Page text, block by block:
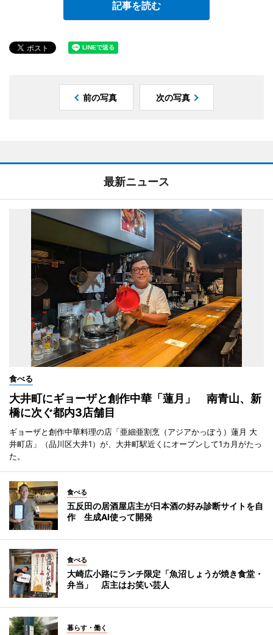
記事を読む
前の写真 次の写真
最新ニュース
食べる
大井町にギョーザと創作中華「蓮月」 南青山、新
橋に次ぐ都内3店舗目
ギョーザと創作中華料理の店「亜細亜割烹（アジアかっぽう）蓮月 大
井町店」（品川区大井1）が、大井町駅近くにオープンして1カ月がたっ
た。
食べる
五反田の居酒屋店主が日本酒の好み診断サイトを自
作 生成AI使って開発
食べる
大崎広小路にランチ限定「魚沼しょうが焼き食堂・
弁当」 店主はお笑い芸人
暮らす・働く